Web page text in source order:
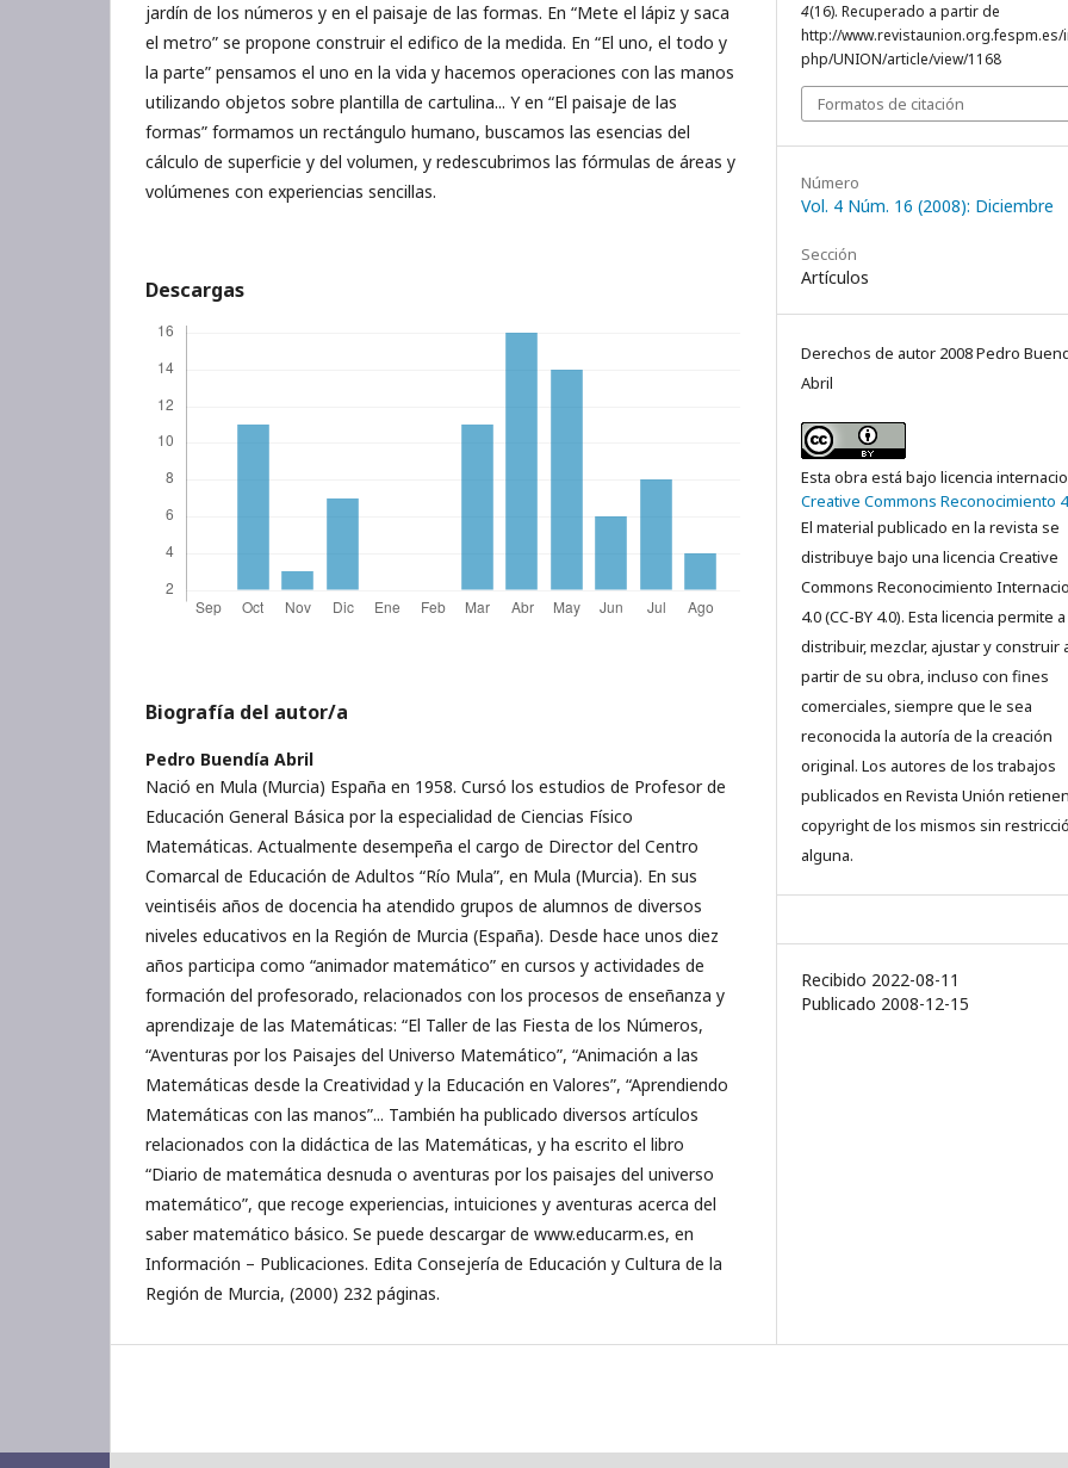
jardín de los números y en el paisaje de las formas. En “Mete el lápiz y saca
el metro” se propone construir el edifico de la medida. En “El uno, el todo y
la parte” pensamos el uno en la vida y hacemos operaciones con las manos
utilizando objetos sobre plantilla de cartulina... Y en “El paisaje de las
formas” formamos un rectángulo humano, buscamos las esencias del
cálculo de superficie y del volumen, y redescubrimos las fórmulas de áreas y
volúmenes con experiencias sencillas.
Descargas
Biografía del autor/a
Pedro Buendía Abril
Nació en Mula (Murcia) España en 1958. Cursó los estudios de Profesor de
Educación General Básica por la especialidad de Ciencias Físico
Matemáticas. Actualmente desempeña el cargo de Director del Centro
Comarcal de Educación de Adultos “Río Mula”, en Mula (Murcia). En sus
veintiséis años de docencia ha atendido grupos de alumnos de diversos
niveles educativos en la Región de Murcia (España). Desde hace unos diez
años participa como “animador matemático” en cursos y actividades de
formación del profesorado, relacionados con los procesos de enseñanza y
aprendizaje de las Matemáticas: “El Taller de las Fiesta de los Números,
“Aventuras por los Paisajes del Universo Matemático”, “Animación a las
Matemáticas desde la Creatividad y la Educación en Valores”, “Aprendiendo
Matemáticas con las manos”... También ha publicado diversos artículos
relacionados con la didáctica de las Matemáticas, y ha escrito el libro
“Diario de matemática desnuda o aventuras por los paisajes del universo
matemático”, que recoge experiencias, intuiciones y aventuras acerca del
saber matemático básico. Se puede descargar de www.educarm.es, en
Información – Publicaciones. Edita Consejería de Educación y Cultura de la
Región de Murcia, (2000) 232 páginas.
4(16). Recuperado a partir de
http://www.revistaunion.org.fespm.es/
php/UNION/article/view/1168
Formatos de citación
Número
Vol. 4 Núm. 16 (2008): Diciembre
Sección
Artículos
Derechos de autor 2008 Pedro
Abril
Esta obra está bajo licencia
Creative Commons Reconocimiento
El material publicado en la revista se
distribuye bajo una licencia Creative
Commons Reconocimiento
4.0 (CC-BY 4.0). Esta licencia permite
distribuir, mezclar, ajustar y construir
partir de su obra, incluso con fines
comerciales, siempre que le sea
reconocida la autoría de la creación
original. Los autores de los trabajos
publicados en Revista Unión
copyright de los mismos sin
alguna.
Recibido 2022-08-11
Publicado 2008-12-15